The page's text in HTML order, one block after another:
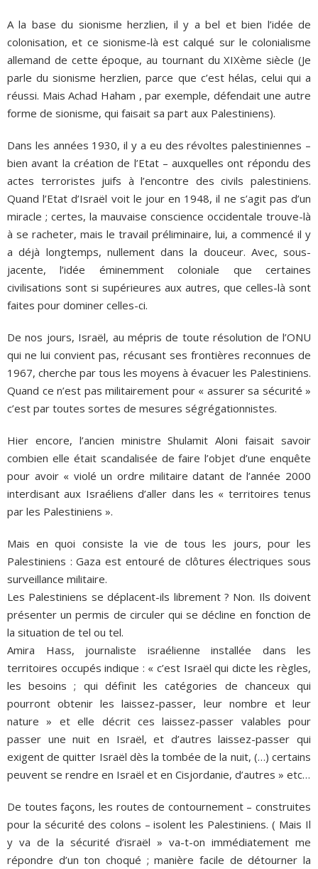
A la base du sionisme herzlien, il y a bel et bien l’idée de
colonisation, et ce sionisme-là est calqué sur le colonialisme
allemand de cette époque, au tournant du XIXème siècle (Je
parle du sionisme herzlien, parce que c’est hélas, celui qui a
réussi. Mais Achad Haham , par exemple, défendait une autre
forme de sionisme, qui faisait sa part aux Palestiniens).
Dans les années 1930, il y a eu des révoltes palestiniennes –
bien avant la création de l’Etat – auxquelles ont répondu des
actes terroristes juifs à l’encontre des civils palestiniens.
Quand l’Etat d’Israël voit le jour en 1948, il ne s’agit pas d’un
miracle ; certes, la mauvaise conscience occidentale trouve-là
à se racheter, mais le travail préliminaire, lui, a commencé il y
a déjà longtemps, nullement dans la douceur. Avec, sous-
jacente, l’idée éminemment coloniale que certaines
civilisations sont si supérieures aux autres, que celles-là sont
faites pour dominer celles-ci.
De nos jours, Israël, au mépris de toute résolution de l’ONU
qui ne lui convient pas, récusant ses frontières reconnues de
1967, cherche par tous les moyens à évacuer les Palestiniens.
Quand ce n’est pas militairement pour « assurer sa sécurité »
c’est par toutes sortes de mesures ségrégationnistes.
Hier encore, l’ancien ministre Shulamit Aloni faisait savoir
combien elle était scandalisée de faire l’objet d’une enquête
pour avoir « violé un ordre militaire datant de l’année 2000
interdisant aux Israéliens d’aller dans les « territoires tenus
par les Palestiniens ».
Mais en quoi consiste la vie de tous les jours, pour les
Palestiniens : Gaza est entouré de clôtures électriques sous
surveillance militaire.
Les Palestiniens se déplacent-ils librement ? Non. Ils doivent
présenter un permis de circuler qui se décline en fonction de
la situation de tel ou tel.
Amira Hass, journaliste israélienne installée dans les
territoires occupés indique : « c’est Israël qui dicte les règles,
les besoins ; qui définit les catégories de chanceux qui
pourront obtenir les laissez-passer, leur nombre et leur
nature » et elle décrit ces laissez-passer valables pour
passer une nuit en Israël, et d’autres laissez-passer qui
exigent de quitter Israël dès la tombée de la nuit, (…) certains
peuvent se rendre en Israël et en Cisjordanie, d’autres » etc…
De toutes façons, les routes de contournement – construites
pour la sécurité des colons – isolent les Palestiniens. ( Mais Il
y va de la sécurité d’israël » va-t-on immédiatement me
répondre d’un ton choqué ; manière facile de détourner la